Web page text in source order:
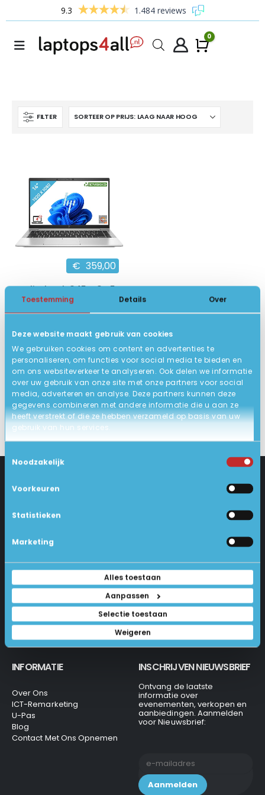
Toestemming Details Over
Deze website maakt gebruik van cookies
We gebruiken cookies om content en advertenties te
personaliseren, om functies voor social media te bieden en
om ons websiteverkeer te analyseren. Ook delen we informatie
over uw gebruik van onze site met onze partners voor social
media, adverteren en analyse. Deze partners kunnen deze
gegevens combineren met andere informatie die u aan ze
heeft verstrekt of die ze hebben verzameld op basis van uw
gebruik van hun services.
Toestemmingsselectie
Noodzakelijk
Voorkeuren
Statistieken
Marketing
Alles toestaan
Aanpassen
Selectie toestaan
Weigeren
9.3 1.484 reviews
0
FILTER
€ 359,00
HP Elitebook 845 G8 R5
14 inch Full HD IPS
8GB DDR4, 256GB SSD
8
BEKIJK HIER/OPTIES
1231 KH Loosdrecht
035-6284312
info@laptops4all.nl
Veel Gestelde Vragen
Algemene Voorwaarden
Privacy Beleid
INFORMATIE
Over Ons
ICT-Remarketing
U-Pas
Blog
Contact Met Ons Opnemen
INSCHRIJVEN NIEUWSBRIEF
Ontvang de laatste
informatie over
evenementen, verkopen en
aanbiedingen. Aanmelden
voor Nieuwsbrief: